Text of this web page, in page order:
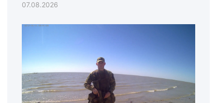
07.08.2026